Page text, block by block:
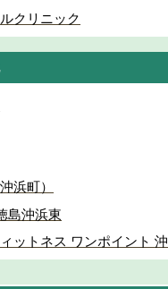
クリニック
浜町）
島沖浜東
ットネス ワンポイント